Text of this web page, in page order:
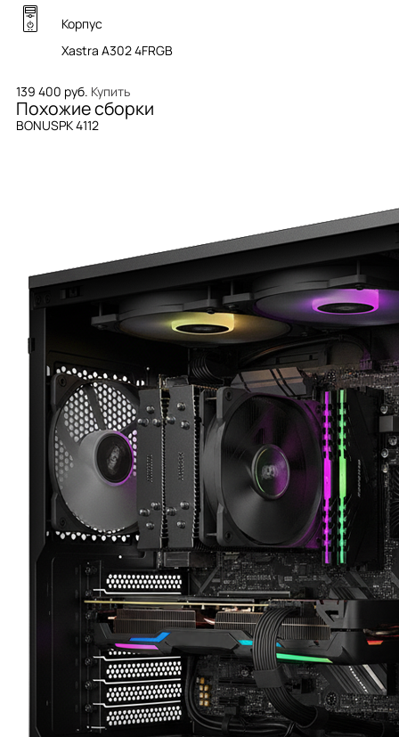
Корпус
Xastra A302 4FRGB
139 400 руб. Купить
Похожие сборки
BONUSPK 4112